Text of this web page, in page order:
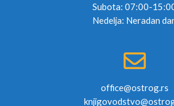
Subota: 07:00-
Nedelja: Neradan
office@ostrog.rs